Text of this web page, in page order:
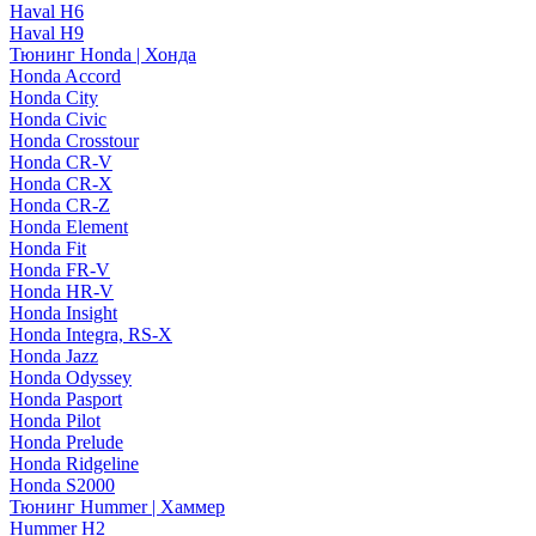
Haval H6
Haval H9
Тюнинг Honda | Хонда
Honda Accord
Honda City
Honda Civic
Honda Crosstour
Honda CR-V
Honda CR-X
Honda CR-Z
Honda Element
Honda Fit
Honda FR-V
Honda HR-V
Honda Insight
Honda Integra, RS-X
Honda Jazz
Honda Odyssey
Honda Pasport
Honda Pilot
Honda Prelude
Honda Ridgeline
Honda S2000
Тюнинг Hummer | Хаммер
Hummer H2